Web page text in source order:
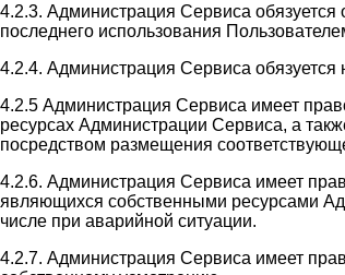
4.2.3. Администрация Сервиса
последнего использования
4.2.4. Администрация Сервиса
4.2.5 Администрация Сервиса имеет
ресурсах Администрации Сервиса, а
посредством размещения
4.2.6. Администрация Сервиса имеет
являющихся собственными ресурсами
числе при аварийной ситуации.
4.2.7. Администрация Сервиса имеет